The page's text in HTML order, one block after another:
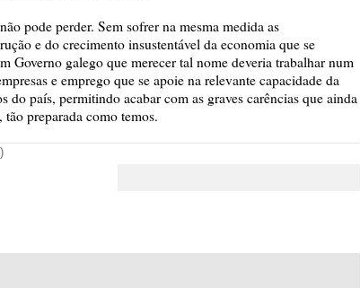
pode perder. Sem sofrer na mesma medida as
e do crecimento insustentável da economia que se
Governo galego que merecer tal nome deveria trabalhar num
e emprego que se apoie na relevante capacidade da
do país, permitindo acabar com as graves carências que ainda
preparada como temos.